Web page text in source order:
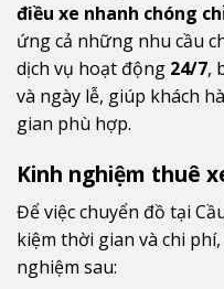
điều xe nhanh chóng
ứng cả những nhu cầu
dịch vụ hoạt động 24/7,
và ngày lễ, giúp khách
gian phù hợp.
Kinh nghiệm thuê
Để việc chuyển đồ tại
kiệm thời gian và chi
nghiệm sau: